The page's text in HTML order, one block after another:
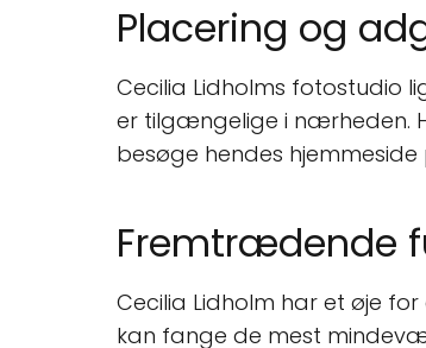
Placering og
Cecilia Lidholms fotostudio
er tilgængelige i nærheden.
besøge hendes hjemmeside
Fremtrædende
Cecilia Lidholm har et øje
kan fange de mest